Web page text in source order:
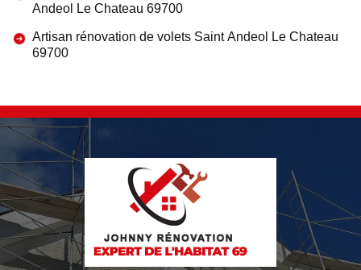
Andeol Le Chateau 69700
Artisan rénovation de volets Saint Andeol Le Chateau
69700